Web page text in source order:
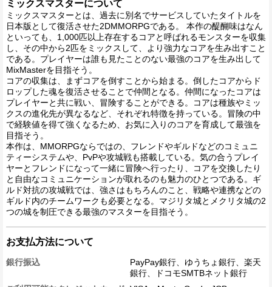
ミックスマスターについて
ミックスマスターとは、過去に別名でサービスしていたタイトルを
日本版として復活させた2DMMORPGである。 本作の醍醐味はなん
といっても、1,000匹以上存在するコアと呼ばれるモンスターを収集
し、その中から2匹をミックスして、より強力なコアを生み出すこと
である。プレイヤーは誰も見たことのない最強のコアを生み出して
MixMasterを目指そう。
コアの収集は、まずコアを倒すことから始まる。倒したコアからド
ロップした魂を復活させることで仲間となる。仲間になったコアは
プレイヤーと共に戦い、冒険することができる。コアは種族やミッ
クスの進化先が異なるなど、それぞれ特徴を持っている。冒険の中
で経験値を得て強くなるため、お気に入りのコアを育成して最強を
目指そう。
本作は、MMORPGならではの、フレンドやギルドなどのコミュニ
ティーシステムや、PvPや攻城戦も搭載している。気の合うプレイ
ヤーとフレンドになって一緒に冒険へ行ったり、コアを交換したり
と自由なコミュニケーションが取れるのも魅力のひとつである。ギ
ルド対抗の攻城戦では、強さはもちろんのこと、戦略や連携などの
ギルド内のチームワークも必要となる。マジリタ城とメクリタ城の2
つの城を制圧できる最強のマスターを目指そう。
お支払方法について
銀行振込
PayPay銀行、ゆうちょ銀行、楽天
銀行、ドコモSMTBネット銀行